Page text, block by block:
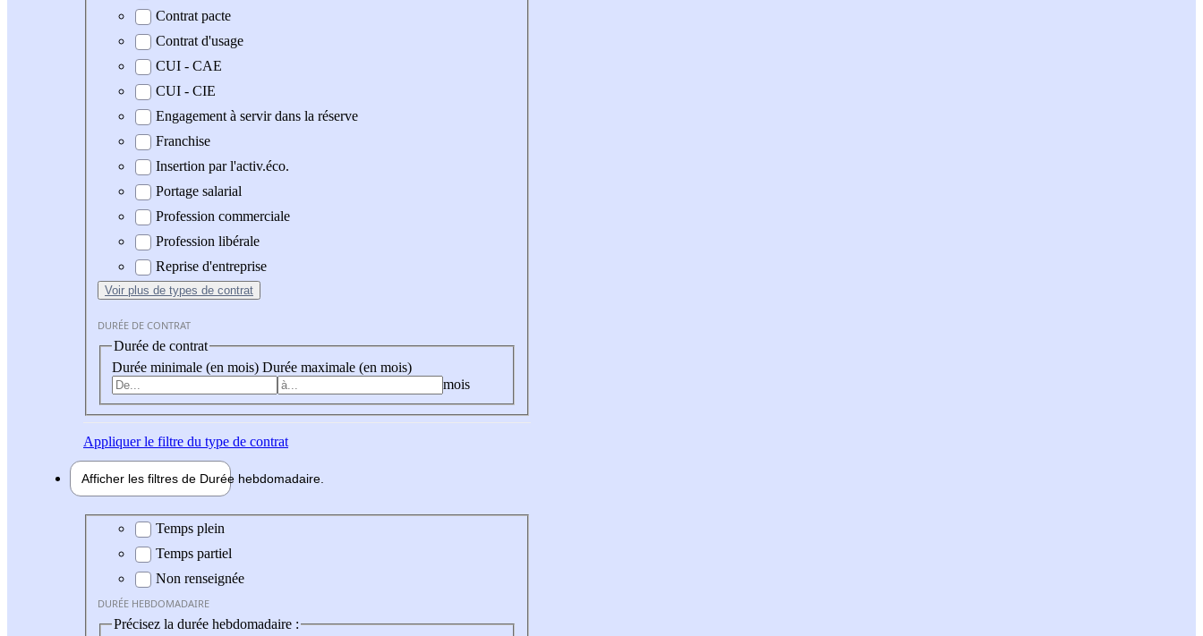
Contrat pacte
Contrat d'usage
CUI - CAE
CUI - CIE
Engagement à servir dans la réserve
Franchise
Insertion par l'activ.éco.
Portage salarial
Profession commerciale
Profession libérale
Reprise d'entreprise
Voir plus de types de contrat
DURÉE DE CONTRAT
Durée de contrat
Durée minimale (en mois) Durée maximale (en mois)
mois
Appliquerle filtre du type de contrat
Afficher les filtres de Durée hebdomadaire
Durée hebdomadaire
Temps plein
Temps partiel
Non renseignée
DURÉE HEBDOMADAIRE
Précisez la durée hebdomadaire :